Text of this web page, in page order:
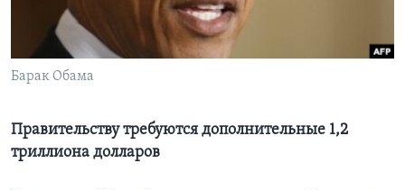
Learning English
СОЦИАЛЬНЫЕ СЕТИ
Барак Обама
Правительству требуются дополнительные 1,2
триллиона долларов